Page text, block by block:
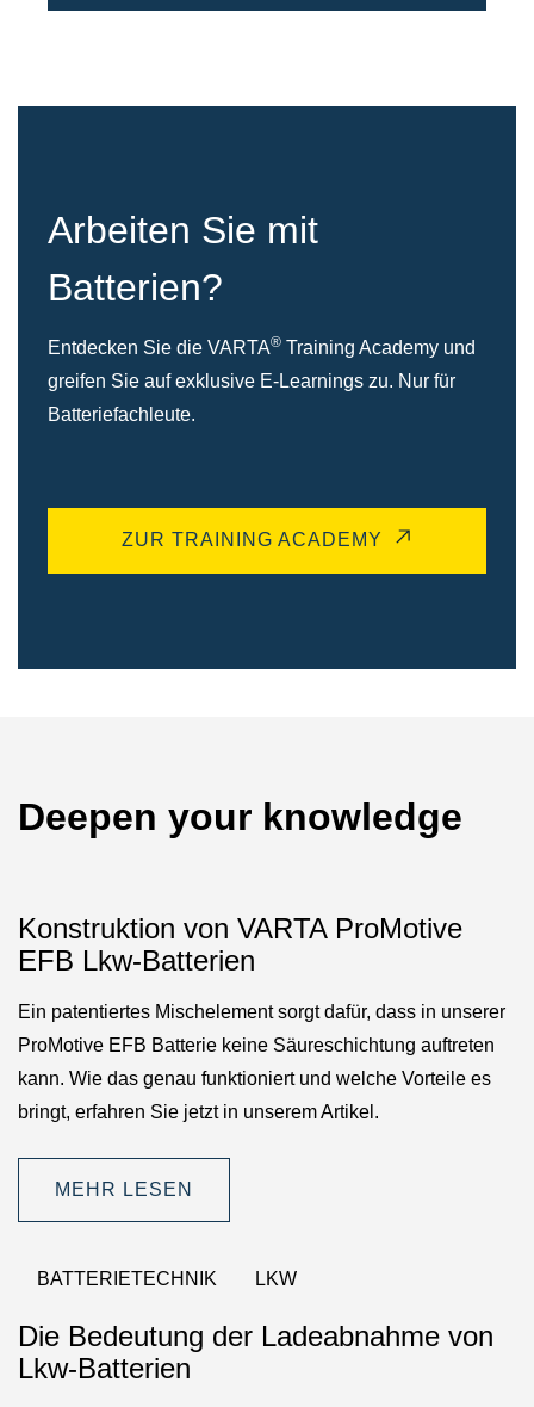
Arbeiten Sie mit
Batterien?
Entdecken Sie die VARTA® Training Academy und
greifen Sie auf exklusive E-Learnings zu. Nur für
Batteriefachleute.
ZUR TRAINING ACADEMY
Deepen your knowledge
Konstruktion von VARTA ProMotive
EFB Lkw-Batterien
Ein patentiertes Mischelement sorgt dafür, dass in unserer
ProMotive EFB Batterie keine Säureschichtung auftreten
kann. Wie das genau funktioniert und welche Vorteile es
bringt, erfahren Sie jetzt in unserem Artikel.
MEHR LESEN
BATTERIETECHNIK LKW
Die Bedeutung der Ladeabnahme von
Lkw-Batterien